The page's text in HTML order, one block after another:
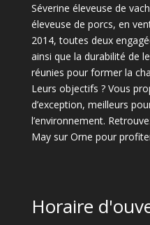
Séverine éleveuse de
éleveuse de porcs, en
2014, toutes deux
ainsi que la durabilité de
réunies pour former la
Leurs objectifs ? Vous
d’exception, meilleurs
l’environnement.
May sur Orne pour
Horaire